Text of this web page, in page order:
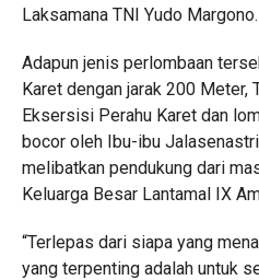
Laksamana TNI Yudo Margono.
Adapun jenis perlombaan
Karet dengan jarak 200 Meter,
Eksersisi Perahu Karet dan
bocor oleh Ibu-ibu
melibatkan pendukung dari
Keluarga Besar Lantamal IX
“Terlepas dari siapa yang
yang terpenting adalah untuk